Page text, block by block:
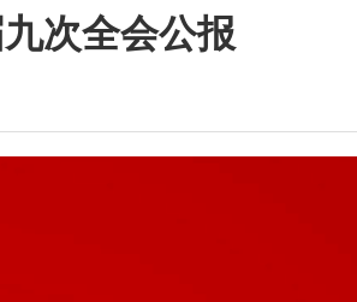
次全会公报